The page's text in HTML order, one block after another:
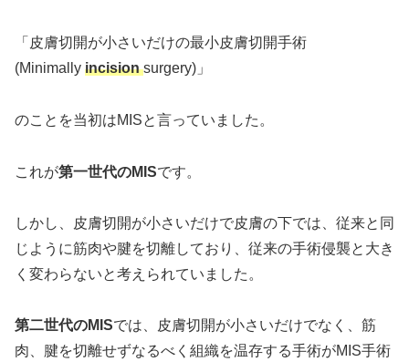
「皮膚切開が小さいだけの最小皮膚切開手術
(Minimally incision surgery)」
のことを当初はMISと言っていました。
これが第一世代のMISです。
しかし、皮膚切開が小さいだけで皮膚の下では、従来と同
じように筋肉や腱を切離しており、従来の手術侵襲と大き
く変わらないと考えられていました。
第二世代のMISでは、皮膚切開が小さいだけでなく、筋
肉、腱を切離せずなるべく組織を温存する手術がMIS手術